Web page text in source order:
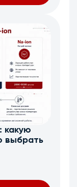
какую
выбрать